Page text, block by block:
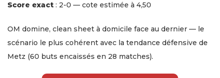
Score exact : 2-0 — cote estimée à 4,50
OM domine, clean sheet à domicile face au dernier — le
scénario le plus cohérent avec la tendance défensive de
Metz (60 buts encaissés en 28 matches).